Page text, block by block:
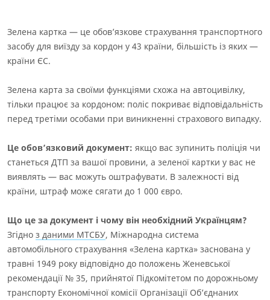
Зелена картка — це обов’язкове страхування транспортного
засобу для виїзду за кордон у 43 країни, більшість із яких —
країни ЄС.
Зелена карта за своїми функціями схожа на автоцивілку,
тільки працює за кордоном: поліс покриває відповідальність
перед третіми особами при виникненні страхового випадку.
Це обов’язковий документ: якщо вас зупинить поліція чи
станеться ДТП за вашої провини, а зеленої картки у вас не
виявлять — вас можуть оштрафувати. В залежності від
країни, штраф може сягати до 1 000 євро.
Що це за документ і чому він необхідний Українцям?
Згідно з даними МТСБУ, Міжнародна система
автомобільного страхування «Зелена картка» заснована у
травні 1949 року відповідно до положень Женевської
рекомендації № 35, прийнятої Підкомітетом по дорожньому
транспорту Економічної комісії Організації Об’єднаних